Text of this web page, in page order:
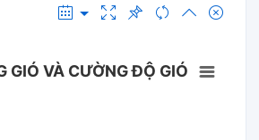
GIÓ VÀ CƯỜNG ĐỘ GIÓ